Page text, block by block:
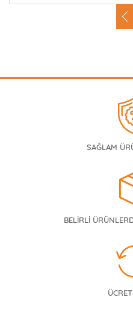
SAĞLAM
BELİRLİ